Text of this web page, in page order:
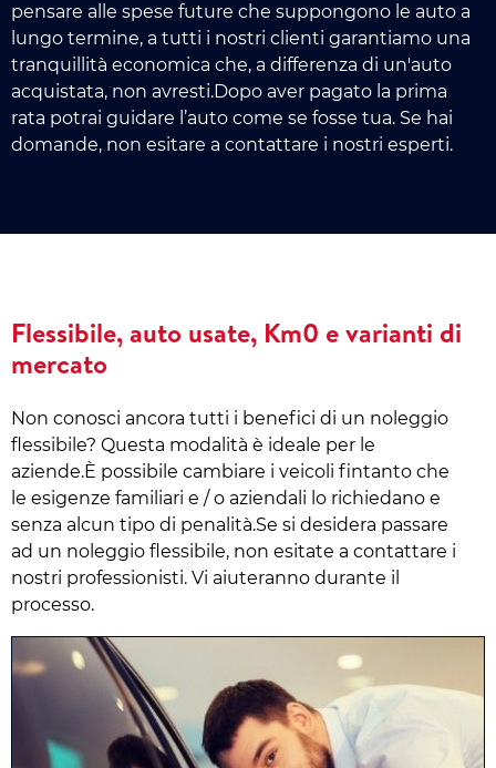
pensare alle spese future che suppongono le auto a
lungo termine, a tutti i nostri clienti garantiamo una
tranquillità economica che, a differenza di un'auto
acquistata, non avresti.Dopo aver pagato la prima
rata potrai guidare l’auto come se fosse tua. Se hai
domande, non esitare a contattare i nostri esperti.
Flessibile, auto usate, Km0 e varianti di
mercato
Non conosci ancora tutti i benefici di un noleggio
flessibile? Questa modalità è ideale per le
aziende.È possibile cambiare i veicoli fintanto che
le esigenze familiari e / o aziendali lo richiedano e
senza alcun tipo di penalità.Se si desidera passare
ad un noleggio flessibile, non esitate a contattare i
nostri professionisti. Vi aiuteranno durante il
processo.